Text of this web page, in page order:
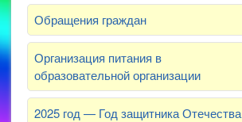
Обращения граждан
Организация питания в
образовательной организации
2025 год — Год защитника Отечества